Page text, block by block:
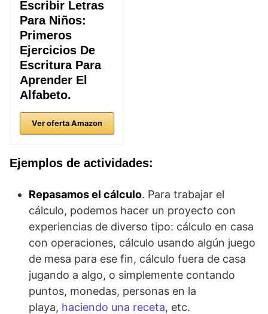
Escribir Letras
Para Niños:
Primeros
Ejercicios De
Escritura Para
Aprender El
Alfabeto.
Ver oferta Amazon
Ejemplos de actividades:
Repasamos el cálculo. Para trabajar el
cálculo, podemos hacer un proyecto con
experiencias de diverso tipo: cálculo en casa
con operaciones, cálculo usando algún juego
de mesa para ese fin, cálculo fuera de casa
jugando a algo, o simplemente contando
puntos, monedas, personas en la
playa, haciendo una receta, etc.